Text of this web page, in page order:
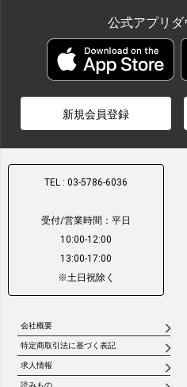
公式アプリダ
新規会員登録
TEL : 03-5786-6036
受付/営業時間：平日
10:00-12:00
13:00-17:00
※土日祝除く
会社概要
特定商取引法に基づく表記
求人情報